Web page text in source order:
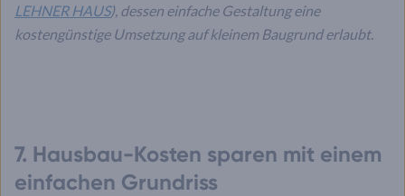
LEHNER HAUS), dessen einfache Gestaltung eine
kostengünstige Umsetzung auf kleinem Baugrund erlaubt.
7. Hausbau-Kosten sparen mit einem
einfachen Grundriss